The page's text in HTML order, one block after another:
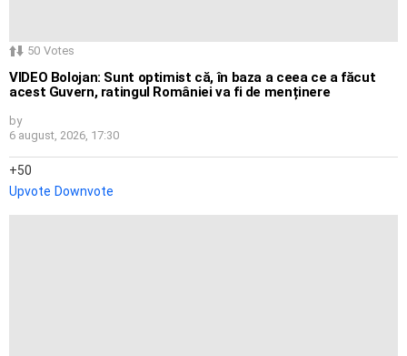
50 Votes
VIDEO Bolojan: Sunt optimist că, în baza a ceea ce a făcut
acest Guvern, ratingul României va fi de menținere
by
6 august, 2026, 17:30
50
Upvote Downvote